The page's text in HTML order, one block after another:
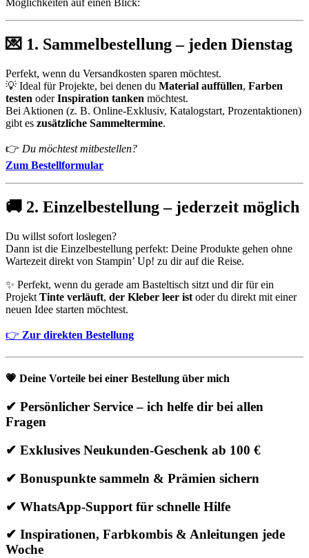
Möglichkeiten auf einen Blick:
💌 1. Sammelbestellung – jeden Dienstag
Perfekt, wenn du Versandkosten sparen möchtest.
💡 Ideal für Projekte, bei denen du Material auffüllen, Farben
testen oderInspiration tanken möchtest.
Bei Aktionen (z. B. Online-Exklusiv, Katalogstart, Prozentaktionen)
gibt es zusätzliche Sammeltermine.
👉 Du möchtest mitbestellen?
Zum Bestellformular
🚚 2. Einzelbestellung – jederzeit möglich
Du willst sofort loslegen?
Dann ist die Einzelbestellung perfekt: Deine Produkte gehen ohne
Wartezeit direkt von Stampin’ Up! zu dir auf die Reise.
✨ Perfekt, wenn du gerade am Basteltisch sitzt und dir für ein
Projekt Tinte verläuft, der Kleber leer ist oder du direkt mit einer
neuen Idee starten möchtest.
👉 Zur direkten Bestellung
💗 Deine Vorteile bei einer Bestellung über mich
✔ Persönlicher Service – ich helfe dir bei allen
Fragen
✔ Exklusives Neukunden-Geschenk ab 100 €
✔ Bonuspunkte sammeln & Prämien sichern
✔ WhatsApp-Support für schnelle Hilfe
✔ Inspirationen, Farbkombis & Anleitungen jede
Woche